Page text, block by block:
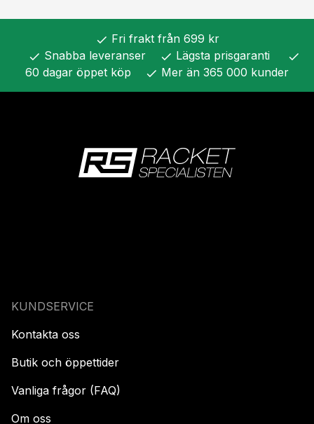
check Fri frakt från 699 kr
check Snabba leveranser check Lägsta prisgaranti check
60 dagar öppet köp check Mer än 365 000 kunder
KUNDSERVICE
Kontakta oss
Butik och öppettider
Vanliga frågor (FAQ)
Om oss